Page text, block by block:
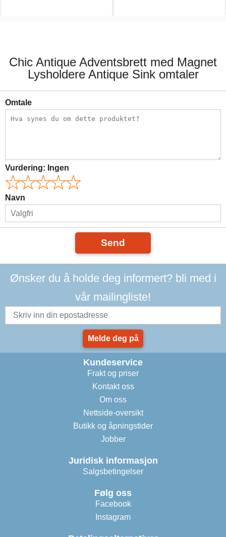
Chic Antique Adventsbrett med Magnet
Lysholdere Antique Sink omtaler
Omtale
Vurdering: Ingen
Navn
Send
Ønsker du å holde deg informert? bli med i
vår mailingliste!
Melde deg på
Kundeservice
Frakt og priser
Kontakt oss
Om oss
Nettside-oversikt
Butikk og åpningstider
Jobber
Juridisk informasjon
Salgsbetingelser
Følg oss
Facebook
Instagram